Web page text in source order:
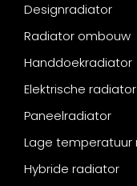
Designradiator
Radiator ombouw
Handdoekradiator
Elektrische radiator
Paneelradiator
Lage temperatuur
Hybride radiator